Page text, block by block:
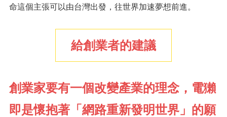
命這個主張可以由台灣出發，往世界加速夢想前進。
給創業者的建議
創業家要有一個改變產業的理念，電獺
即是懷抱著「網路重新發明世界」的願